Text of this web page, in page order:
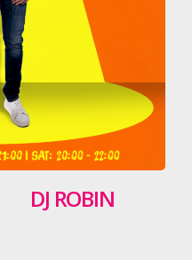
DJ ROBIN